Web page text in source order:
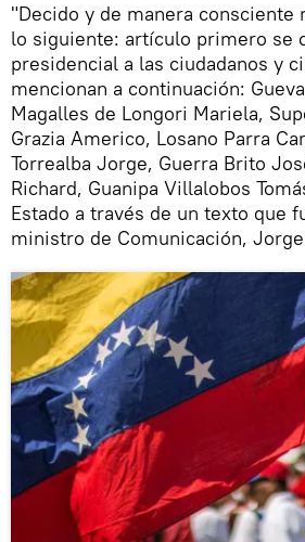
"Decido y de manera consciente
lo siguiente: artículo primero se
presidencial a las ciudadanos y
mencionan a continuación:
Magalles de Longori Mariela,
Grazia Americo, Losano Parra
Torrealba Jorge, Guerra Brito
Richard, Guanipa Villalobos
Estado a través de un texto que
ministro de Comunicación,